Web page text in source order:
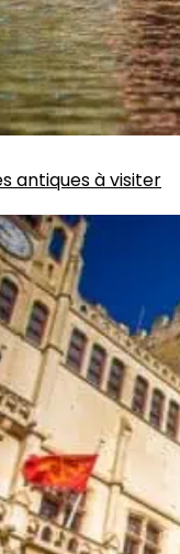
antiques à visiter